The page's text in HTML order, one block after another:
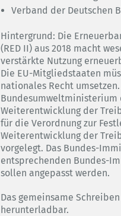
Verband der Deutschen
Hintergrund: Die
(RED II) aus 2018 macht
verstärkte Nutzung
Die EU-Mitgliedstaaten
nationales Recht
Bundesumweltministerium
Weiterentwicklung der
für die Verordnung zur
Weiterentwicklung der
vorgelegt. Das Bundes-
entsprechenden Bundes-
sollen angepasst werden.
Das gemeinsame
herunterladbar.